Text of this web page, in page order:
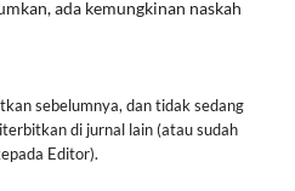
ada kemungkinan naskah
sebelumnya, dan tidak sedang
di jurnal lain (atau sudah
Editor).